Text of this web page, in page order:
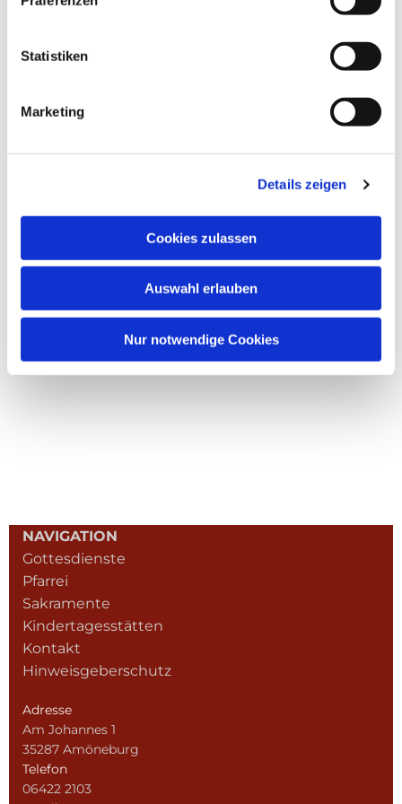
Statistiken
Marketing
Details zeigen
Cookies zulassen
Auswahl erlauben
Nur notwendige Cookies
Dies könnte Sie auch
NAVIGATION
Gottesdienste
Pfarrei
Sakramente
Kindertagesstätten
Kontakt
Hinweisgeberschutz
Adresse
Am Johannes 1
35287 Amöneburg
Telefon
06422 2103